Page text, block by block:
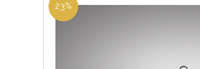
23%